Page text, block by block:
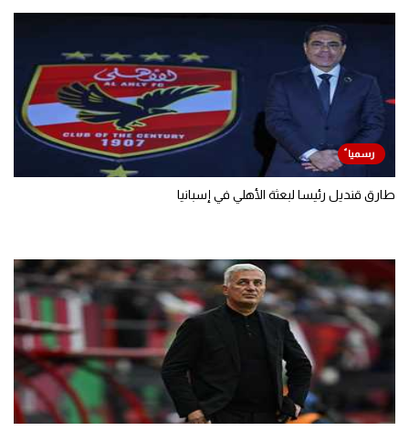
طارق قنديل رئيسا لبعثة الأهلي في إسبانيا